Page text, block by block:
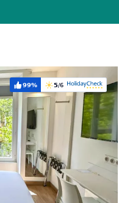
Sie?
Weiterempfehlung:
99% Bewertung:
5/6